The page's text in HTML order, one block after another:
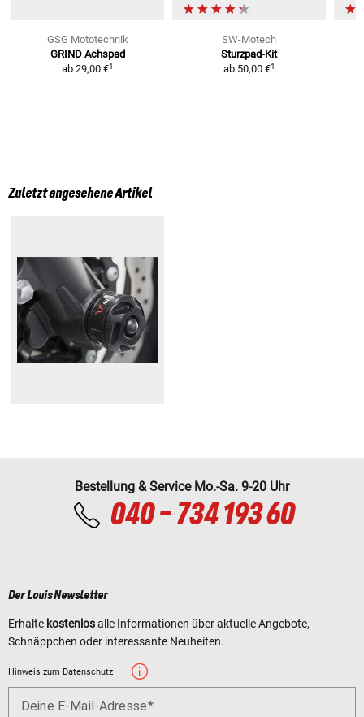
GSG Mototechnik
GRIND Achspad
ab 29,00 €1
SW-Motech
Sturzpad-Kit
ab 50,00 €1
Zuletzt angesehene Artikel
Bestellung & Service Mo.-Sa. 9-20 Uhr
040 - 734 193 60
Der Louis Newsletter
Erhalte kostenlosalle Informationen über aktuelle Angebote,
Schnäppchen oder interessante Neuheiten.
Hinweis zum Datenschutz
Deine E-Mail-Adresse